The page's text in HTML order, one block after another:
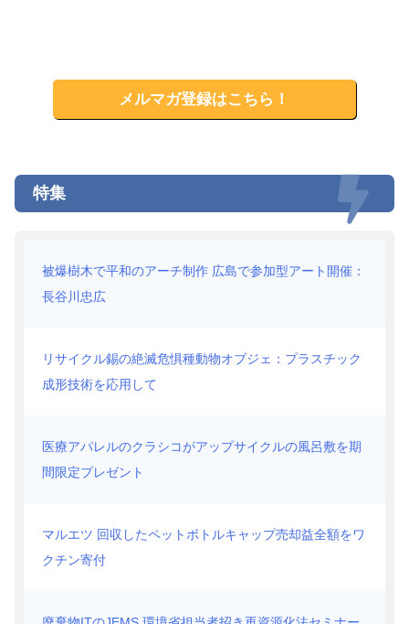
メルマガ登録はこちら！
特集
被爆樹木で平和のアーチ制作 広島で参加型アート開催：
長谷川忠広
リサイクル錫の絶滅危惧種動物オブジェ：プラスチック
成形技術を応用して
医療アパレルのクラシコがアップサイクルの風呂敷を期
間限定プレゼント
マルエツ 回収したペットボトルキャップ売却益全額をワ
クチン寄付